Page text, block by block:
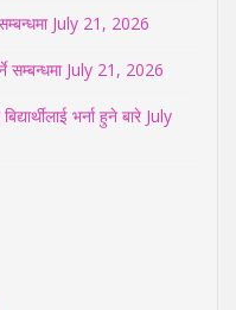
July 21, 2026
सम्बन्धमा July 21, 2026
भर्ना हुने बारे July